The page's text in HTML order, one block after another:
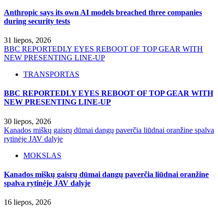
Anthropic says its own AI models breached three companies
during security tests
31 liepos, 2026
BBC REPORTEDLY EYES REBOOT OF TOP GEAR WITH
NEW PRESENTING LINE-UP
TRANSPORTAS
BBC REPORTEDLY EYES REBOOT OF TOP GEAR WITH
NEW PRESENTING LINE-UP
30 liepos, 2026
Kanados miškų gaisrų dūmai dangų paverčia liūdnai oranžine spalva
rytinėje JAV dalyje
MOKSLAS
Kanados miškų gaisrų dūmai dangų paverčia liūdnai oranžine
spalva rytinėje JAV dalyje
16 liepos, 2026